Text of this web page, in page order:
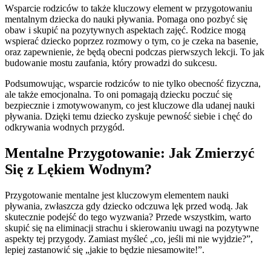
Wsparcie rodziców to także kluczowy element w przygotowaniu
mentalnym dziecka do nauki pływania. Pomaga ono pozbyć się
obaw i skupić na pozytywnych aspektach zajęć. Rodzice mogą
wspierać dziecko poprzez rozmowy o tym, co je czeka na basenie,
oraz zapewnienie, że będą obecni podczas pierwszych lekcji. To jak
budowanie mostu zaufania, który prowadzi do sukcesu.
Podsumowując, wsparcie rodziców to nie tylko obecność fizyczna,
ale także emocjonalna. To oni pomagają dziecku poczuć się
bezpiecznie i zmotywowanym, co jest kluczowe dla udanej nauki
pływania. Dzięki temu dziecko zyskuje pewność siebie i chęć do
odkrywania wodnych przygód.
Mentalne Przygotowanie: Jak Zmierzyć
Się z Lękiem Wodnym?
Przygotowanie mentalne jest kluczowym elementem nauki
pływania, zwłaszcza gdy dziecko odczuwa lęk przed wodą. Jak
skutecznie podejść do tego wyzwania? Przede wszystkim, warto
skupić się na eliminacji strachu i skierowaniu uwagi na pozytywne
aspekty tej przygody. Zamiast myśleć „co, jeśli mi nie wyjdzie?”,
lepiej zastanowić się „jakie to będzie niesamowite!”.